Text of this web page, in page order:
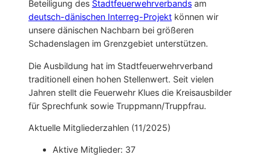
Beteiligung des Stadtfeuerwehrverbandsam
deutsch-dänischen Interreg-Projektkönnen wir
unsere dänischen Nachbarn bei größeren
Schadenslagen im Grenzgebiet unterstützen.
Die Ausbildung hat im Stadtfeuerwehrverband
traditionell einen hohen Stellenwert. Seit vielen
Jahren stellt die Feuerwehr Klues die Kreisausbilder
für Sprechfunk sowie Truppmann/Truppfrau.
Aktuelle Mitgliederzahlen (11/2025)
Aktive Mitglieder: 37